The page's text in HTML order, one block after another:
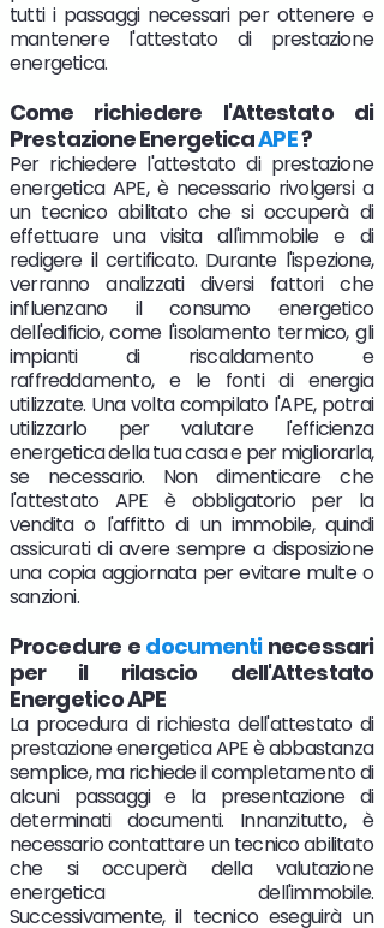
tutti i passaggi necessari per ottenere e
mantenere l'attestato di prestazione
energetica.
Come richiedere l'Attestato di
Prestazione EnergeticaAPE?
Per richiedere l'attestato di prestazione
energetica APE, è necessario rivolgersi a
un tecnico abilitato che si occuperà di
effettuare una visita all'immobile e di
redigere il certificato. Durante l'ispezione,
verranno analizzati diversi fattori che
influenzano il consumo energetico
dell'edificio, come l'isolamento termico, gli
impianti di riscaldamento e
raffreddamento, e le fonti di energia
utilizzate. Una volta compilato l'APE, potrai
utilizzarlo per valutare l'efficienza
energetica della tua casa e per migliorarla,
se necessario. Non dimenticare che
l'attestato APE è obbligatorio per la
vendita o l'affitto di un immobile, quindi
assicurati di avere sempre a disposizione
una copia aggiornata per evitare multe o
sanzioni.
Procedure e documentinecessari
per il rilascio dell'Attestato
Energetico APE
La procedura di richiesta dell'attestato di
prestazione energetica APE è abbastanza
semplice, ma richiede il completamento di
alcuni passaggi e la presentazione di
determinati documenti. Innanzitutto, è
necessario contattare un tecnico abilitato
che si occuperà della valutazione
energetica dell'immobile.
Successivamente, il tecnico eseguirà un